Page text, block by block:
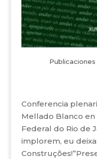
Publicaciones
Conferencia
Mellado Blanco en
Federal do Rio de
implorem, eu